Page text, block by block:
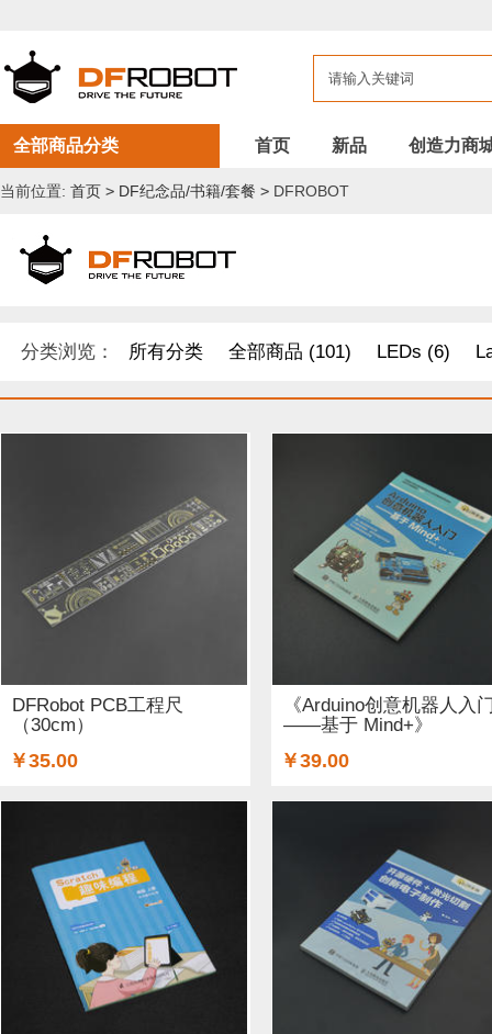
全部商品分类 首页 新品 创造力商
当前位置: 首页 > DF纪念品/书籍/套餐 > DFROBOT
分类浏览： 所有分类 全部商品 (101) LEDs (6)
面包板/原型板 (12)
电缆&电线 (1) 温湿度传感器 (37) DF纪念
结构件 (12) 键盘 (5) 液体传感器 (17)
Arduino 套件 (7)
电源模块 (19) 外壳&保护套 (9) 柔性传感器 (3) 电
加速度传感器 (32) LattePanda (1) 直流电机驱动器
压力传感器 (14) 其他开发板 (9) 编码器
电容 (1) 直流电机 (19) 电位计 (4) 锂电池 (2) 运
铜柱 (2) 太阳能 (3) 其他线材 (15)
DFRobot PCB工程尺
（30cm）
￥35.00
《Arduino创意机器人入
——基于 Mind+》
￥39.00